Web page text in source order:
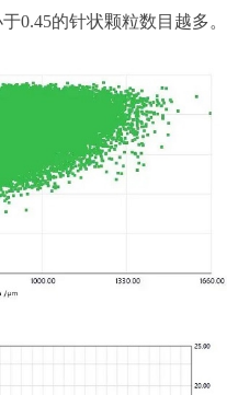
0.45的针状颗粒数目越多。